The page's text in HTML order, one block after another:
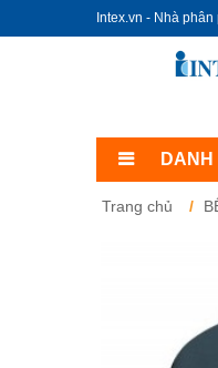
Intex.vn - Nhà
DANH
Trang chủ